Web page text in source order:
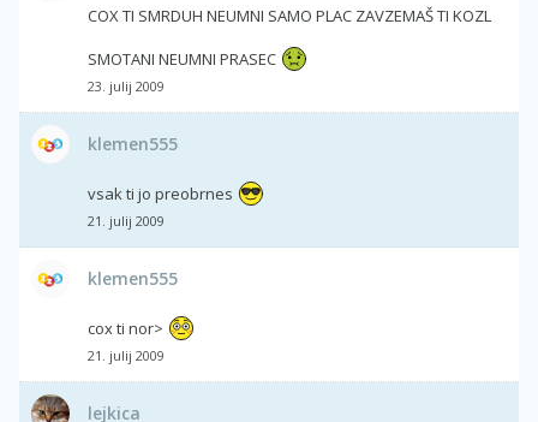
COX TI SMRDUH NEUMNI SAMO PLAC ZAVZEMAŠ TI KOZL
SMOTANI NEUMNI PRASEC
23. julij 2009
klemen555
vsak ti jo preobrnes
21. julij 2009
klemen555
cox ti nor>
21. julij 2009
lejkica